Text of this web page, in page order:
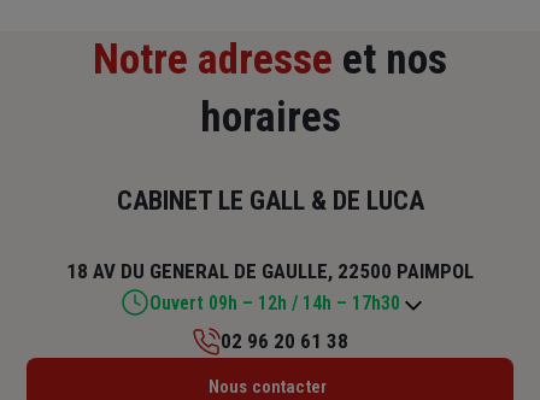
Notre adresse et nos
horaires
CABINET LE GALL & DE LUCA
18 AV DU GENERAL DE GAULLE, 22500 PAIMPOL
Ouvert 09h – 12h / 14h – 17h30
Lundi : Fermé
02 96 20 61 38
Nous contacter